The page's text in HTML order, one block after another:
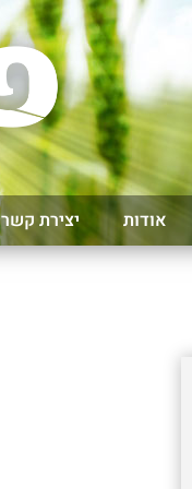
אודות יצירת קשר